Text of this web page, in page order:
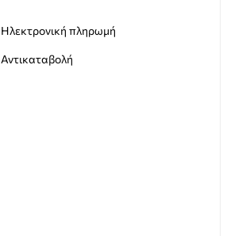
Ηλεκτρονική πληρωμή
Αντικαταβολή